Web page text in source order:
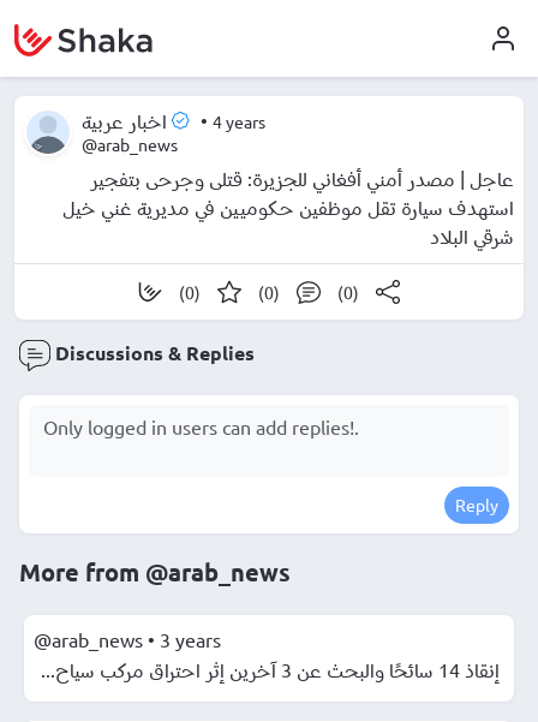
اخبار عربية • 4 years
@arab_news
عاجل | مصدر أمني أفغاني للجزيرة: قتلى وجرحى بتفجير
استهدف سيارة تقل موظفين حكوميين في مديرية غني خيل
شرقي البلاد
(0) (0) (0)
Discussions & Replies
Reply
More from @arab_news
@arab_news • 3 years
إنقاذ 14 سائحًا والبحث عن 3 آخرين إثر احتراق مركب سياح...